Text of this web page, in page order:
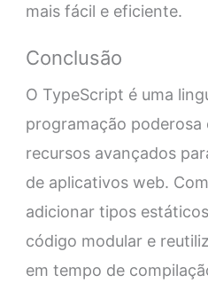
mais fácil e eficiente.
Conclusão
O TypeScript é uma
programação poderosa
recursos avançados
de aplicativos web.
adicionar tipos
código modular e
em tempo de